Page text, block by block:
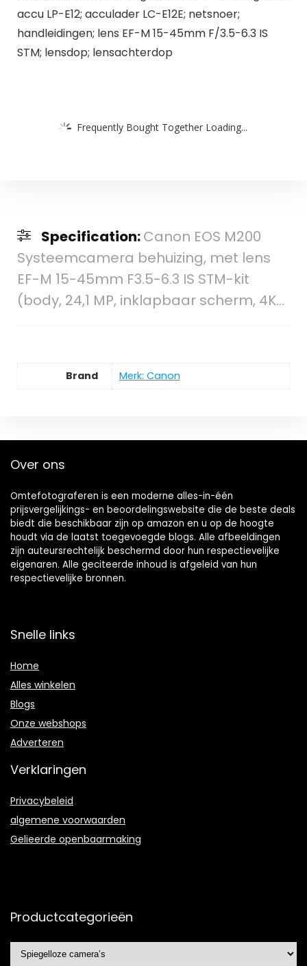
accu LP-E12; acculader LC-E12E; netsnoer;
handleidingen; lens EF-M 15-45mm F/3.5-6.3 IS
STM; lensdop; lensachterdop
Frequently Bought Together Loading...
Specification:Canon EOS M200
Systeemcamera behuizing, met lens
EF-M 15-45mm F3.5-6.3 IS STM-kit
(body, 24,1 MP, inklapbaar scherm, 4K…
Brand Merk: Canon
Over ons
Omtefotograferen is een moderne alles-in-één
prijsvergelijkings- en beoordelingswebsite die de beste deals
biedt die beschikbaar zijn op amazon en u op de hoogte
houdt via de laatst toegevoegde blogs. Alle afbeeldingen
zijn auteursrechtelijk beschermd door hun respectievelijke
eigenaren. Alle geciteerde inhoud is afgeleid van hun
respectievelijke bronnen.
Snelle links
Home
Alles winkelen
Blogs
Onze webshops
Adverteren
Verklaringen
Privacybeleid
algemene voorwaarden
Gelieerde openbaarmaking
Productcategorieën